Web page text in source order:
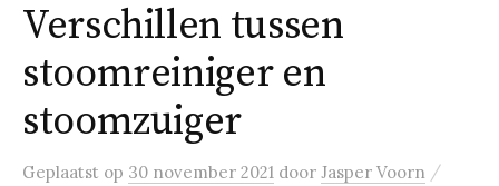
Verschillen tussen
stoomreiniger en
stoomzuiger
Geplaatst op 30 november 2021 door Jasper Voorn /